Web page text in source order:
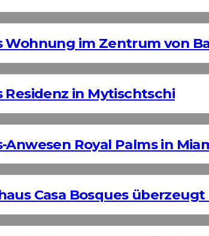
Wohnung im Zentrum von
Residenz in Mytischtschi
Anwesen Royal Palms in
Casa Bosques